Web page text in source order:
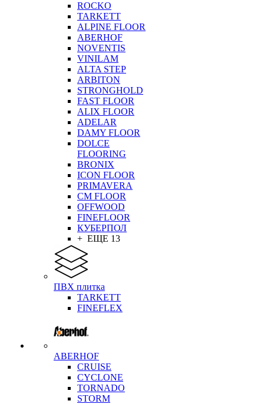
ROCKO
TARKETT
ALPINE FLOOR
ABERHOF
NOVENTIS
VINILAM
ALTA STEP
ARBITON
STRONGHOLD
FAST FLOOR
ALIX FLOOR
ADELAR
DAMY FLOOR
DOLCE
FLOORING
BRONIX
ICON FLOOR
PRIMAVERA
CM FLOOR
OFFWOOD
FINEFLOOR
КУБЕРПОЛ
+ ЕЩЕ 13
ПВХ плитка
TARKETT
FINEFLEX
ABERHOF
CRUISE
CYCLONE
TORNADO
STORM